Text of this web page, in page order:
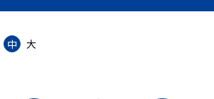
中 大